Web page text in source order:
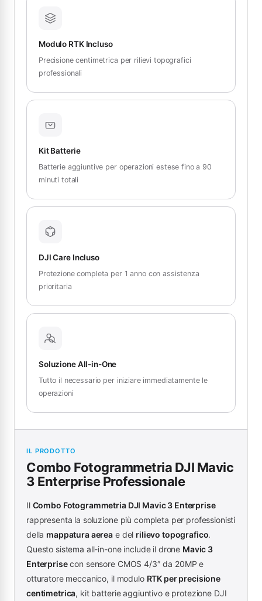
Modulo RTK Incluso
Precisione centimetrica per rilievi topografici
professionali
Kit Batterie
Batterie aggiuntive per operazioni estese fino a 90
minuti totali
DJI Care Incluso
Protezione completa per 1 anno con assistenza
prioritaria
Soluzione All-in-One
Tutto il necessario per iniziare immediatamente le
operazioni
IL PRODOTTO
Combo Fotogrammetria DJI Mavic
3 Enterprise Professionale
Il Combo Fotogrammetria DJI Mavic 3 Enterprise
rappresenta la soluzione più completa per professionisti
della mappatura aerea e del rilievo topografico.
Questo sistema all-in-one include il drone Mavic 3
Enterprisecon sensore CMOS 4/3″ da 20MP e
otturatore meccanico, il modulo RTK per precisione
centimetrica, kit batterie aggiuntivo e protezione DJI